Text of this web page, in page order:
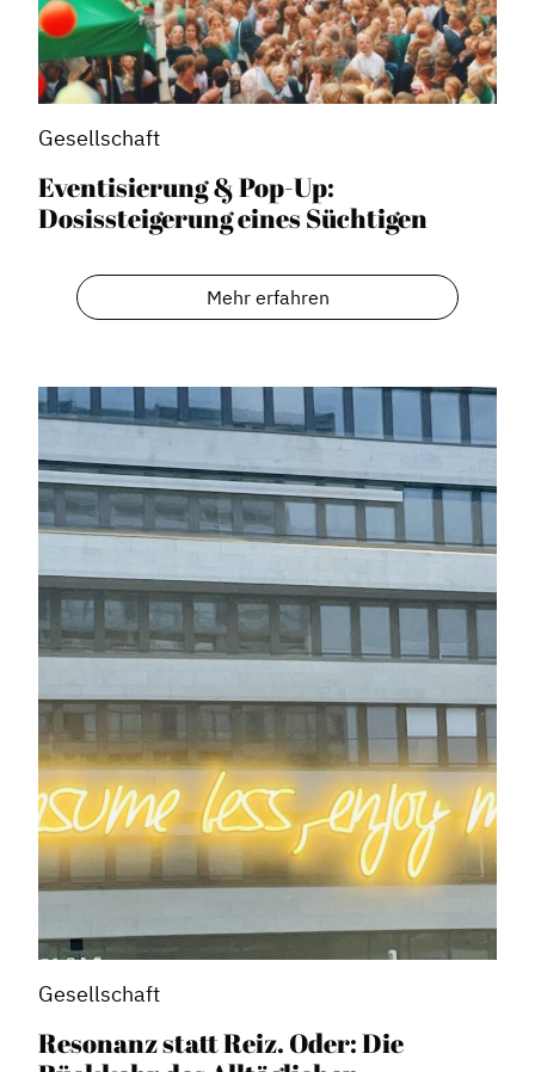
Gesellschaft
Eventisierung & Pop-Up:
Dosissteigerung eines Süchtigen
Mehr erfahren
Gesellschaft
Resonanz statt Reiz. Oder: Die